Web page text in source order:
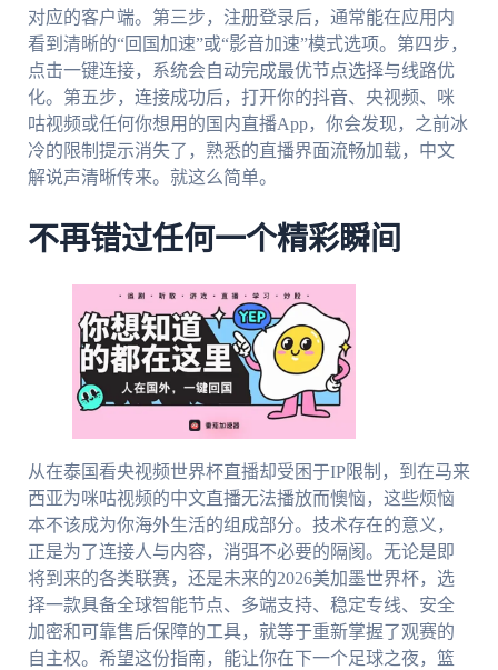
对应的客户端。第三步，注册登录后，通常能在应用内
看到清晰的“回国加速”或“影音加速”模式选项。第四步，
点击一键连接，系统会自动完成最优节点选择与线路优
化。第五步，连接成功后，打开你的抖音、央视频、咪
咕视频或任何你想用的国内直播App，你会发现，之前冰
冷的限制提示消失了，熟悉的直播界面流畅加载，中文
解说声清晰传来。就这么简单。
不再错过任何一个精彩瞬间
从在泰国看央视频世界杯直播却受困于IP限制，到在马来
西亚为咪咕视频的中文直播无法播放而懊恼，这些烦恼
本不该成为你海外生活的组成部分。技术存在的意义，
正是为了连接人与内容，消弭不必要的隔阂。无论是即
将到来的各类联赛，还是未来的2026美加墨世界杯，选
择一款具备全球智能节点、多端支持、稳定专线、安全
加密和可靠售后保障的工具，就等于重新掌握了观赛的
自主权。希望这份指南，能让你在下一个足球之夜，篮